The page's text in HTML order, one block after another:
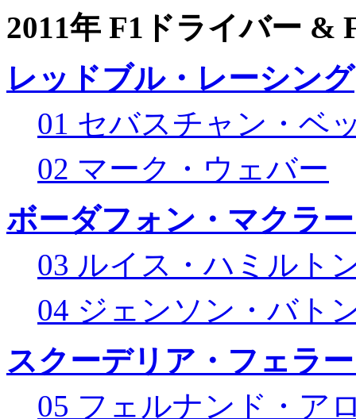
2011年 F1ドライバー &
レッドブル・レーシング
01 セバスチャン・ベ
02 マーク・ウェバー
ボーダフォン・マクラ
03 ルイス・ハミルト
04 ジェンソン・バト
スクーデリア・フェラ
05 フェルナンド・ア